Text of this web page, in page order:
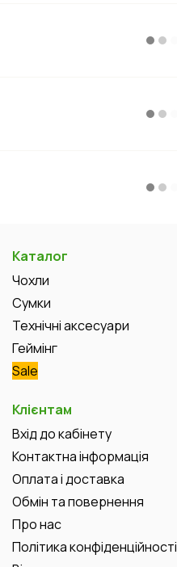
Каталог
Чохли
Сумки
Технічні аксесуари
Геймінг
Sale
Клієнтам
Вхід до кабінету
Контактна інформація
Оплата і доставка
Обмін та повернення
Про нас
Політика конфіденційності